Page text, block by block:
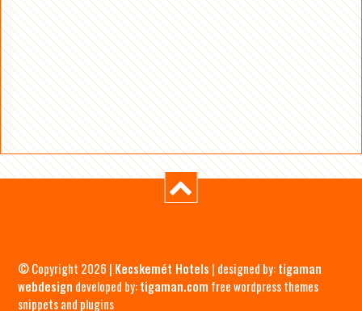
© Copyright 2026 | Kecskemét Hotels | designed by:tigaman
webdesign developed by:tigaman.com free wordpress themes
snippets and plugins